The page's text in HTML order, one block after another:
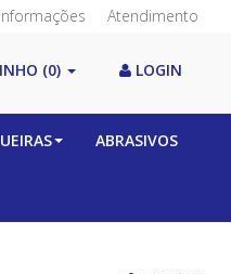
Informações Atendimento
LOGIN
(0)
ABRASIVOS